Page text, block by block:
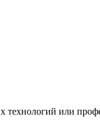
технологий или